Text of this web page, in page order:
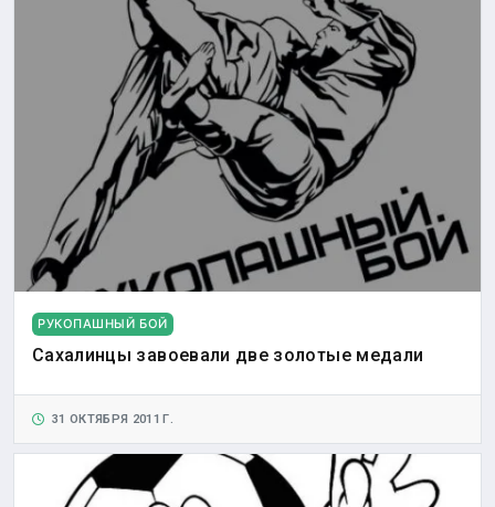
РУКОПАШНЫЙ БОЙ
Сахалинцы завоевали две золотые медали
31 ОКТЯБРЯ 2011 Г.